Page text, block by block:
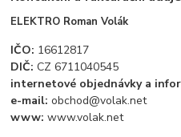
ELEKTRO Roman Volák
IČO: 16612817
DIČ: CZ 6711040545
internetové objednávky a
e-mail: obchod@volak.net
www: www.volak.net